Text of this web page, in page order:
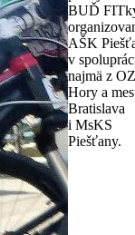
BUĎ
AŠK
v
najmä z OZ
Hory a
Bratislava
i MsKS
Piešťany.